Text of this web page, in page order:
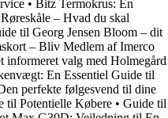
• Bitz Termokrus: En
Røreskåle – Hvad du skal
til Georg Jensen Bloom – dit
– Bliv Medlem af Imerco
informeret valg med Holmegård
En Essentiel Guide til
perfekte følgesvend til dine
til Potentielle Købere • Guide til